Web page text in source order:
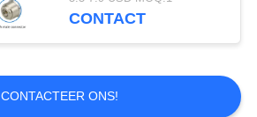
Schakelaar van SMA
CONTACT
CONTACTEER ONS!